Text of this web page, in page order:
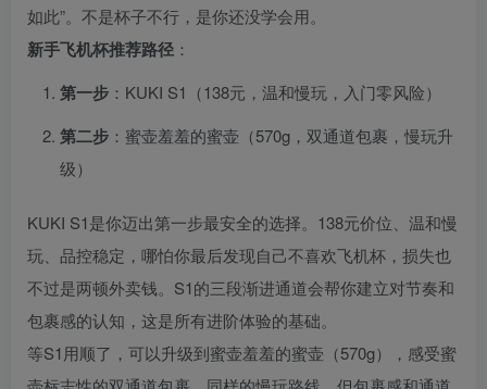
如此”。不是杯子不行，是你还没学会用。
新手飞机杯推荐路径 ：
第一步 ：KUKI S1（138元，温和慢玩，入门零风险）
第二步 ：蜜壶羞羞的蜜壶（570g，双通道包裹，慢玩升
级）
KUKI S1是你迈出第一步最安全的选择。138元价位、温和慢
玩、品控稳定，哪怕你最后发现自己不喜欢飞机杯，损失也
不过是两顿外卖钱。S1的三段渐进通道会帮你建立对节奏和
包裹感的认知，这是所有进阶体验的基础。
等S1用顺了，可以升级到蜜壶羞羞的蜜壶（570g），感受蜜